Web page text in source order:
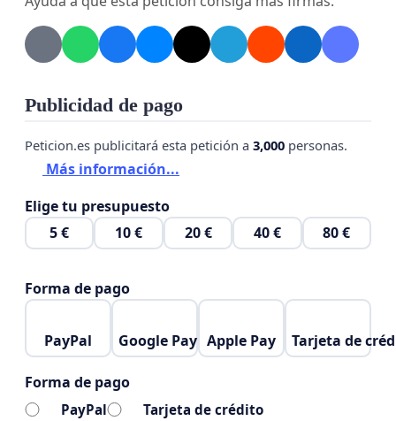
Agradecemos de antemano su atención y
quedamos a la espera de una pronta respuesta.
Los vecinos y amigos de vecinos de Aranjuez
Publicidad de pago
Peticion.es publicitará esta petición a 3,000 personas.
Más información...
Elige tu presupuesto
5 €
10 € 20 € 40 € 80 €
Forma de pago
PayPal Google Pay Apple Pay Tarjeta de
Forma de pago
PayPal Tarjeta de crédito